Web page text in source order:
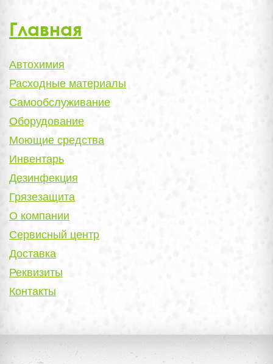
Главная
Автохимия
Расходные материалы
Самообслуживание
Оборудование
Моющие средства
Инвентарь
Дезинфекция
Грязезащита
О компании
Сервисный центр
Доставка
Реквизиты
Контакты